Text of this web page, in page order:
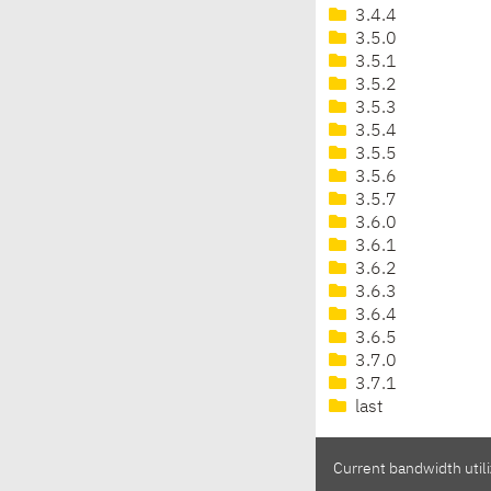
3.4.4
3.5.0
3.5.1
3.5.2
3.5.3
3.5.4
3.5.5
3.5.6
3.5.7
3.6.0
3.6.1
3.6.2
3.6.3
3.6.4
3.6.5
3.7.0
3.7.1
last
Current bandwidth